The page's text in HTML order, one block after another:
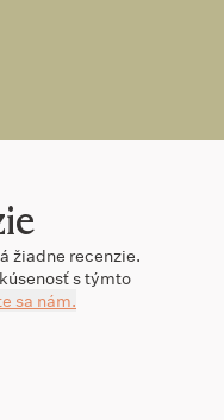
žiadne recenzie.
s týmto
sa nám.